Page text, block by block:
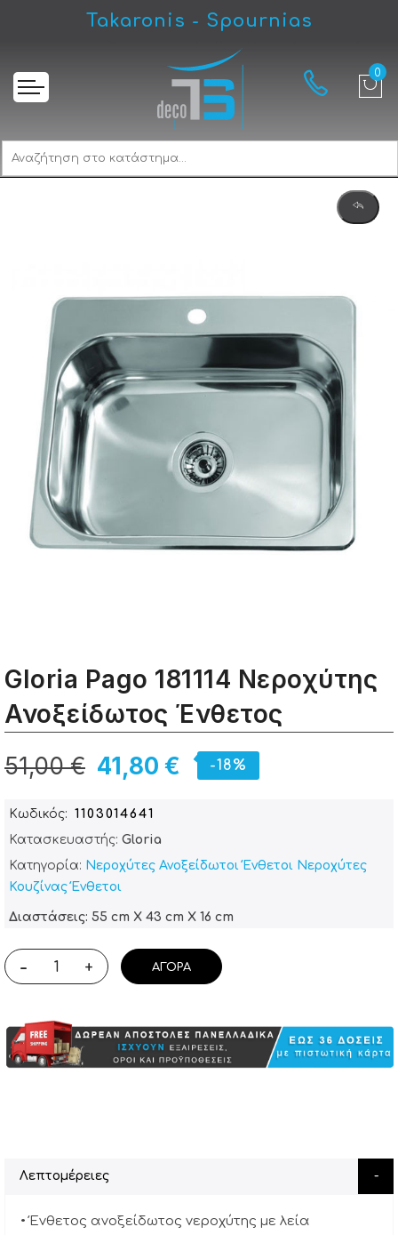
Takaronis - Spournias
Gloria Pago 181114 Νεροχύτης Ανοξείδωτος Ένθετος
Gloria Pago 181114 Νεροχύτης
Ανοξείδωτος Ένθετος
41,80 €
51,00 € -18%
Κωδικός
1103014641
Κατασκευαστής: Gloria
Κατηγορία: Νεροχύτες Ανοξείδωτοι Ένθετοι Νεροχύτες
Κουζίνας Ένθετοι
Διαστάσεις: 55 cm X 43 cm X 16 cm
- + ΑΓΟΡΆ
Λεπτομέρειες
• Ένθετος ανοξείδωτος νεροχύτης με λεία